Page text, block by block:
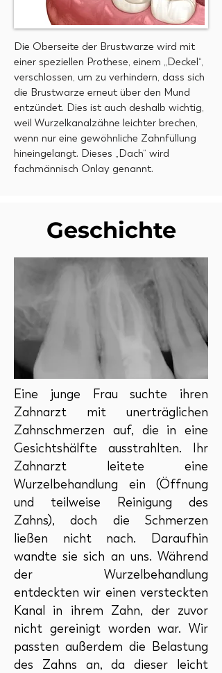
Die Oberseite der Brustwarze wird mit
einer speziellen Prothese, einem „Deckel“,
verschlossen, um zu verhindern, dass sich
die Brustwarze erneut über den Mund
entzündet. Dies ist auch deshalb wichtig,
weil Wurzelkanalzähne leichter brechen,
wenn nur eine gewöhnliche Zahnfüllung
hineingelangt. Dieses „Dach“ wird
fachmännisch Onlay genannt.
Geschichte
Eine junge Frau suchte ihren
Zahnarzt mit unerträglichen
Zahnschmerzen auf, die in eine
Gesichtshälfte ausstrahlten. Ihr
Zahnarzt leitete eine
Wurzelbehandlung ein (Öffnung
und teilweise Reinigung des
Zahns), doch die Schmerzen
ließen nicht nach. Daraufhin
wandte sie sich an uns. Während
der Wurzelbehandlung
entdeckten wir einen versteckten
Kanal in ihrem Zahn, der zuvor
nicht gereinigt worden war. Wir
passten außerdem die Belastung
des Zahns an, da dieser leicht